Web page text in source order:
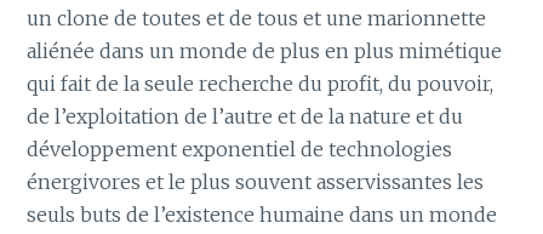
un clone de toutes et de tous et une marionnette
aliénée dans un monde de plus en plus mimétique
qui fait de la seule recherche du profit, du pouvoir,
de l’exploitation de l’autre et de la nature et du
développement exponentiel de technologies
énergivores et le plus souvent asservissantes les
seuls buts de l’existence humaine dans un monde